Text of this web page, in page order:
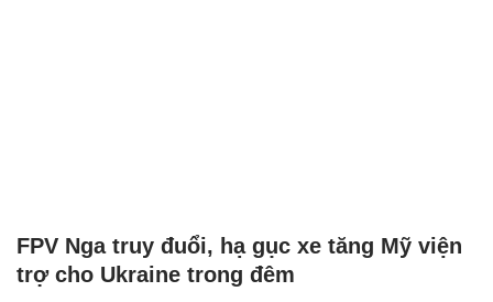
FPV Nga truy đuổi, hạ gục xe tăng Mỹ viện
trợ cho Ukraine trong đêm